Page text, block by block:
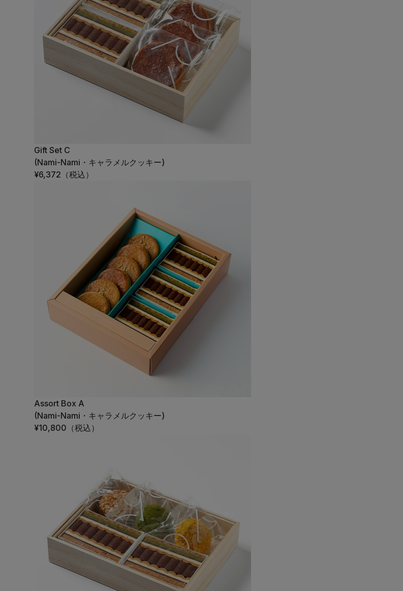
Gift Set C
(Nami-Nami・キャラメルクッキー)
¥6,372 （税込）
Assort Box A
(Nami-Nami・キャラメルクッキー)
¥10,800 （税込）